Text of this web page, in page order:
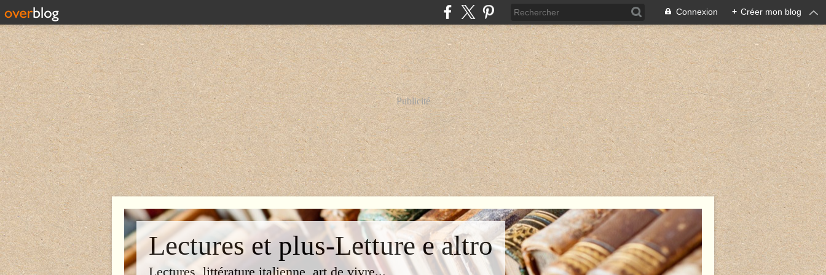
Connexion + Créer mon blog
Publicité
Lectures et plus-Letture e altro
Lectures, littérature italienne, art de vivre...